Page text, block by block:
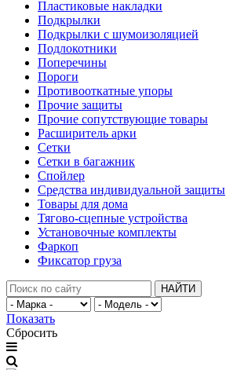
Пластиковые накладки
Подкрылки
Подкрылки с шумоизоляцией
Подлокотники
Поперечины
Пороги
Противооткатные упоры
Прочие защиты
Прочие сопутствующие товары
Расширитель арки
Сетки
Сетки в багажник
Спойлер
Средства индивидуальной защиты
Товары для дома
Тягово-сцепные устройства
Установочные комплекты
Фаркоп
Фиксатор груза
НАЙТИ
Показать
Сбросить